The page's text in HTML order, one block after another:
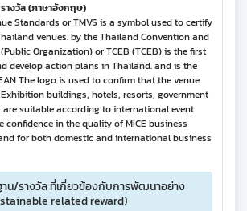
างวัล (ภาษาอังกฤษ)
Standards or TMVS is a symbol used to certify
venues. by the Thailand Convention and
Organization) or TCEB (TCEB) is the first
develop action plans in Thailand. and is the
The logo is used to confirm that the venue
buildings, hotels, resorts, government
suitable according to international event
confidence in the quality of MICE business
for both domestic and international business
าน/รางวัล ที่เกี่ยวข้องกับการพัฒนาอย่าง
related reward)